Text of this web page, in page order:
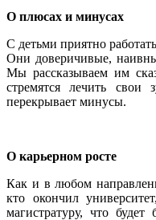
О плюсах и минусах
С детьми приятно
Они доверичивые,
Мы рассказываем им
стремятся лечить свои
перекрывает минусы.
О карьерном росте
Как и в любом
кто окончил
магистратуру, что